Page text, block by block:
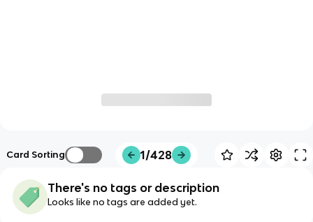
Card Sorting 1/428
There's no tags or description
Looks like no tags are added yet.